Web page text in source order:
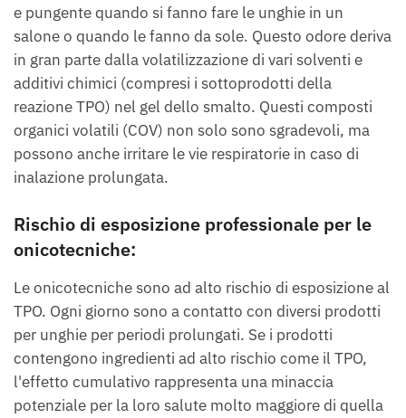
e pungente quando si fanno fare le unghie in un
salone o quando le fanno da sole. Questo odore deriva
in gran parte dalla volatilizzazione di vari solventi e
additivi chimici (compresi i sottoprodotti della
reazione TPO) nel gel dello smalto. Questi composti
organici volatili (COV) non solo sono sgradevoli, ma
possono anche irritare le vie respiratorie in caso di
inalazione prolungata.
Rischio di esposizione professionale per le
onicotecniche:
Le onicotecniche sono ad alto rischio di esposizione al
TPO. Ogni giorno sono a contatto con diversi prodotti
per unghie per periodi prolungati. Se i prodotti
contengono ingredienti ad alto rischio come il TPO,
l'effetto cumulativo rappresenta una minaccia
potenziale per la loro salute molto maggiore di quella